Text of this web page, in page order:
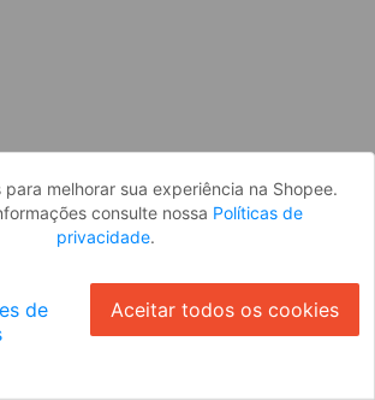
para melhorar sua experiência na Shopee.
consulte nossa Políticas de
privacidade.
de
Aceitar todos os cookies